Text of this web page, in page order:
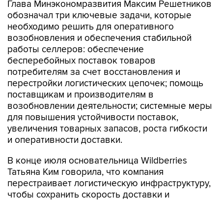
необходимо решить для оперативного
возобновления и обеспечения стабильной
работы селлеров: обеспечение
бесперебойных поставок товаров
потребителям за счет восстановления и
перестройки логистических цепочек; помощь
поставщикам и производителям в
возобновлении деятельности; системные меры
для повышения устойчивости поставок,
увеличения товарных запасов, роста гибкости
и оперативности доставки.
В конце июля основательница Wildberries
перестраивает логистическую инфраструктуру,
чтобы сохранить скорость доставки и
оборачиваемость товаров.